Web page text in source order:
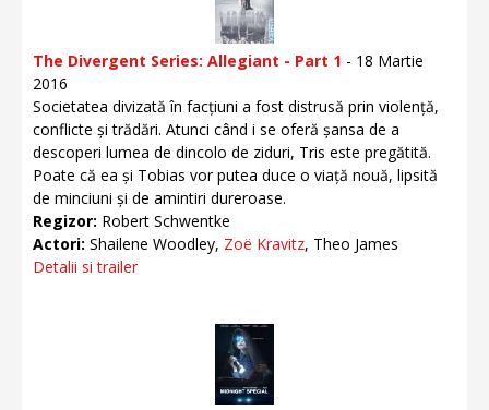
The Divergent Series: Allegiant - Part 1 - 18 Martie
2016
Societatea divizată în facțiuni a fost distrusă prin violență,
conflicte și trădări. Atunci când i se oferă șansa de a
descoperi lumea de dincolo de ziduri, Tris este pregătită.
Poate că ea și Tobias vor putea duce o viață nouă, lipsită
de minciuni și de amintiri dureroase.
Regizor: Robert Schwentke
Actori: Shailene Woodley, Zoë Kravitz, Theo James
Detalii si trailer